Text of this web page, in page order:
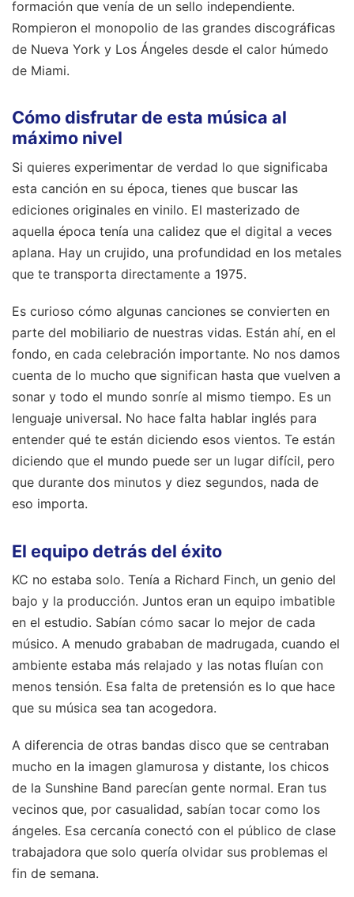
formación que venía de un sello independiente.
Rompieron el monopolio de las grandes discográficas
de Nueva York y Los Ángeles desde el calor húmedo
de Miami.
Cómo disfrutar de esta música al
máximo nivel
Si quieres experimentar de verdad lo que significaba
esta canción en su época, tienes que buscar las
ediciones originales en vinilo. El masterizado de
aquella época tenía una calidez que el digital a veces
aplana. Hay un crujido, una profundidad en los metales
que te transporta directamente a 1975.
Es curioso cómo algunas canciones se convierten en
parte del mobiliario de nuestras vidas. Están ahí, en el
fondo, en cada celebración importante. No nos damos
cuenta de lo mucho que significan hasta que vuelven a
sonar y todo el mundo sonríe al mismo tiempo. Es un
lenguaje universal. No hace falta hablar inglés para
entender qué te están diciendo esos vientos. Te están
diciendo que el mundo puede ser un lugar difícil, pero
que durante dos minutos y diez segundos, nada de
eso importa.
El equipo detrás del éxito
KC no estaba solo. Tenía a Richard Finch, un genio del
bajo y la producción. Juntos eran un equipo imbatible
en el estudio. Sabían cómo sacar lo mejor de cada
músico. A menudo grababan de madrugada, cuando el
ambiente estaba más relajado y las notas fluían con
menos tensión. Esa falta de pretensión es lo que hace
que su música sea tan acogedora.
A diferencia de otras bandas disco que se centraban
mucho en la imagen glamurosa y distante, los chicos
de la Sunshine Band parecían gente normal. Eran tus
vecinos que, por casualidad, sabían tocar como los
ángeles. Esa cercanía conectó con el público de clase
trabajadora que solo quería olvidar sus problemas el
fin de semana.